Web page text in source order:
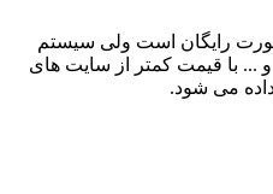
رایگان است ولی سیستم
... با قیمت کمتر از سایت های
داده می شود.